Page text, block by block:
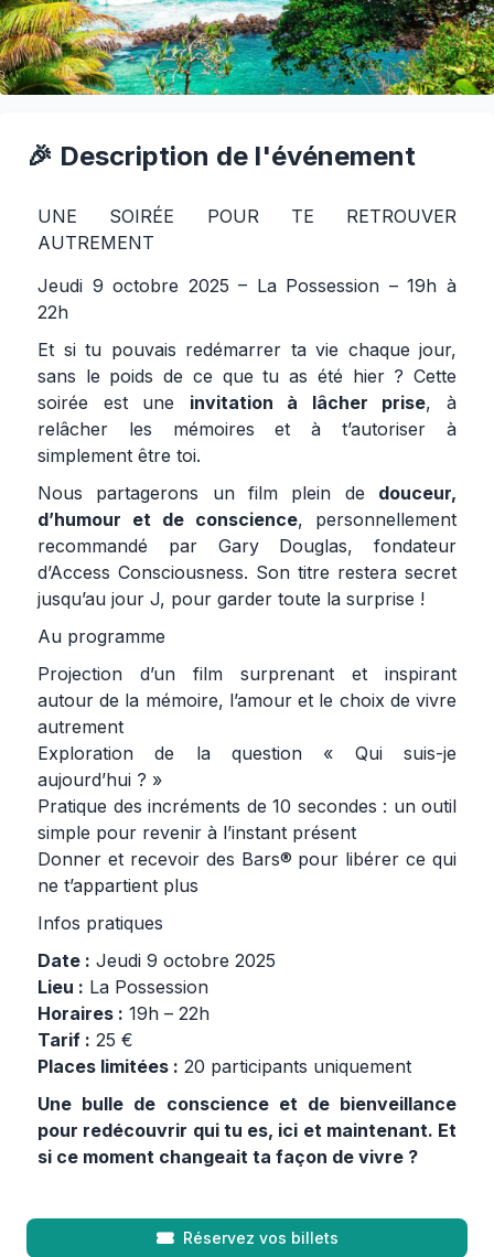
🎉 Description de l'événement
UNE SOIRÉE POUR TE RETROUVER
AUTREMENT
Jeudi 9 octobre 2025 – La Possession – 19h à
22h
Et si tu pouvais redémarrer ta vie chaque jour,
sans le poids de ce que tu as été hier ? Cette
soirée est une invitation à lâcher prise, à
relâcher les mémoires et à t’autoriser à
simplement être toi.
Nous partagerons un film plein de douceur,
d’humour et de conscience, personnellement
recommandé par Gary Douglas, fondateur
d’Access Consciousness. Son titre restera secret
jusqu’au jour J, pour garder toute la surprise !
Au programme
Projection d’un film surprenant et inspirant
autour de la mémoire, l’amour et le choix de vivre
autrement
Exploration de la question « Qui suis-je
aujourd’hui ? »
Pratique des incréments de 10 secondes : un outil
simple pour revenir à l’instant présent
Donner et recevoir des Bars® pour libérer ce qui
ne t’appartient plus
Infos pratiques
Date : Jeudi 9 octobre 2025
Lieu : La Possession
Horaires : 19h – 22h
Tarif : 25 €
Places limitées : 20 participants uniquement
Une bulle de conscience et de bienveillance
pour redécouvrir qui tu es, ici et maintenant. Et
si ce moment changeait ta façon de vivre ?
Réservez vos billets